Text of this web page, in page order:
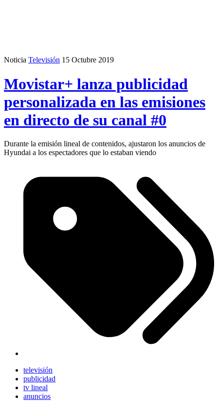
Noticia Televisión 15 Octubre 2019
Movistar+ lanza publicidad
personalizada en las emisiones
en directo de su canal #0
Durante la emisión lineal de contenidos, ajustaron los anuncios de
Hyundai a los espectadores que lo estaban viendo
televisión
publicidad
tv lineal
anuncios